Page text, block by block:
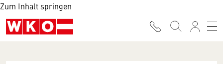
Zum Inhalt springen